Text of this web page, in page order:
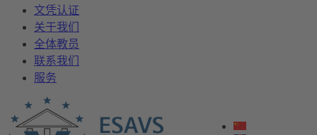
文凭认证
关于我们
全体教员
联系我们
服务